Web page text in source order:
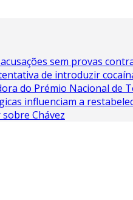
sem provas
de introduzir
do Prémio Nacional de
influenciam a
Chávez